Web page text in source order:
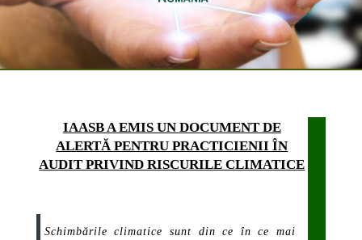
IAASB A EMIS UN DOCUMENT DE
ALERTĂ PENTRU PRACTICIENII ÎN
AUDIT PRIVIND RISCURILE CLIMATICE
Schimbările climatice sunt din ce în ce mai